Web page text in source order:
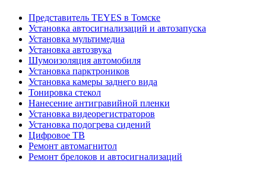
Представитель TEYES в Томске
Установка автосигнализаций и автозапуска
Установка мультимедиа
Установка автозвука
Шумоизоляция автомобиля
Установка парктроников
Установка камеры заднего вида
Тонировка стекол
Нанесение антигравийной пленки
Установка видеорегистраторов
Установка подогрева сидений
Цифровое ТВ
Ремонт автомагнитол
Ремонт брелоков и автосигнализаций